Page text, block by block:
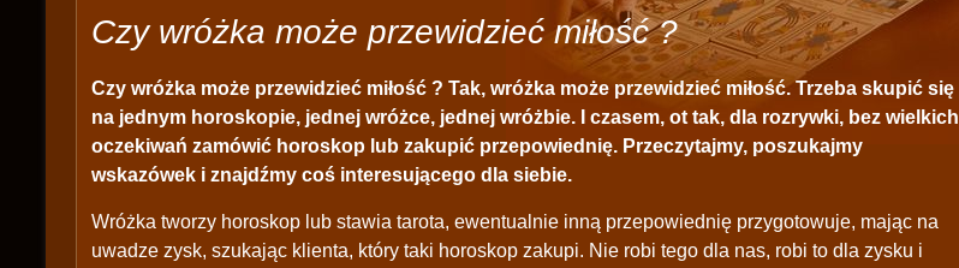
Czy wróżka może przewidzieć miłość ?
Czy wróżka może przewidzieć miłość ? Tak, wróżka może przewidzieć miłość. Trzeba skupić się
na jednym horoskopie, jednej wróżce, jednej wróżbie. I czasem, ot tak, dla rozrywki, bez wielkich
oczekiwań zamówić horoskop lub zakupić przepowiednię. Przeczytajmy, poszukajmy
wskazówek i znajdźmy coś interesującego dla siebie.
Wróżka tworzy horoskop lub stawia tarota, ewentualnie inną przepowiednię przygotowuje, mając na
uwadze zysk, szukając klienta, który taki horoskop zakupi. Nie robi tego dla nas, robi to dla zysku i